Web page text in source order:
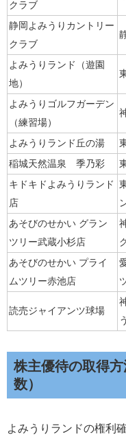
クラブ
静岡よみうりカントリー
クラブ
よみうりランド（遊園
地）
よみうりゴルフガーデン
（練習場）
よみうりランド丘の湯
稲城天然温泉 季乃彩
キドキドよみうりランド
店
あそびのせかい グラン
ツリー武蔵小杉店
あそびのせかい プライ
ムツリー赤池店
読売ジャイアンツ球場
株主優待の取得
数）
よみうりランドの権利